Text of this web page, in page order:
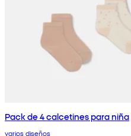
Pack de 4 calcetines para niña
varios diseños